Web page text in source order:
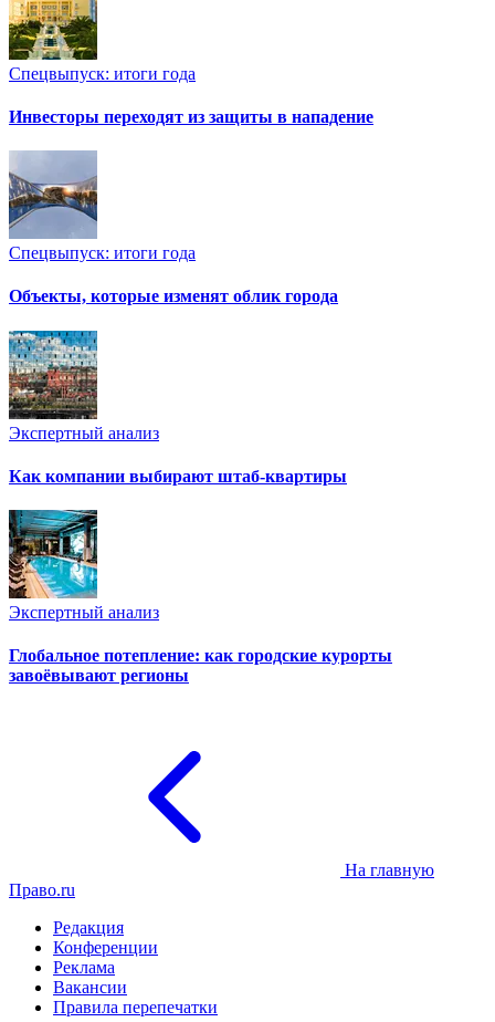
Спецвыпуск: итоги года
Инвесторы переходят из защиты в нападение
Спецвыпуск: итоги года
Объекты, которые изменят облик города
Экспертный анализ
Как компании выбирают штаб-квартиры
Экспертный анализ
Глобальное потепление: как городские курорты
завоёвывают регионы
На главную
Право.ru
Редакция
Конференции
Реклама
Вакансии
Правила перепечатки